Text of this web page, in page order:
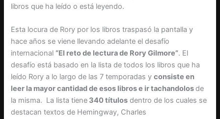
libros que ha leído o está leyendo.
Esta locura de Rory por los libros traspasó la pantalla y
hace años se viene llevando adelante el desafío
internacional “El reto de lectura de Rory Gilmore”. El
desafío está basado en la lista de todos los libros que ha
leído Rory a lo largo de las 7 temporadas yconsiste en
leer la mayor cantidad de esos libros e ir tachandolosde
la misma. La lista tiene 340 títulos dentro de los cuales se
destacan textos de Hemingway, Charles